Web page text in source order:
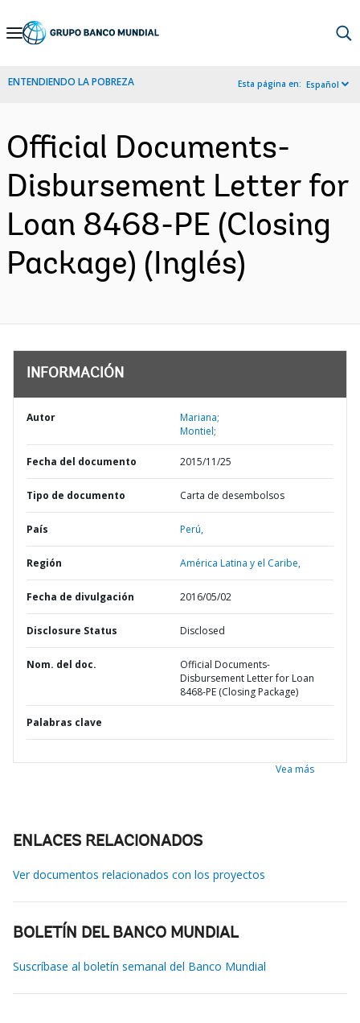
Skip
Navigation
ENTENDIENDO LA POBREZA Esta página en: Español
Official Documents-
Disbursement Letter for
Loan 8468-PE (Closing
Package) (Inglés)
INFORMACIÓN
Autor
Mariana;
Montiel;
Fecha del documento 2015/11/25
Tipo de documento Carta de desembolsos
País Perú,
Región América Latina y el Caribe,
Fecha de divulgación 2016/05/02
Disclosure Status Disclosed
Nom. del doc.
Official Documents-
Disbursement Letter for Loan
8468-PE (Closing Package)
Palabras clave
Vea más
ENLACES RELACIONADOS
Ver documentos relacionados con los proyectos
BOLETÍN DEL BANCO MUNDIAL
Suscríbase al boletín semanal del Banco Mundial